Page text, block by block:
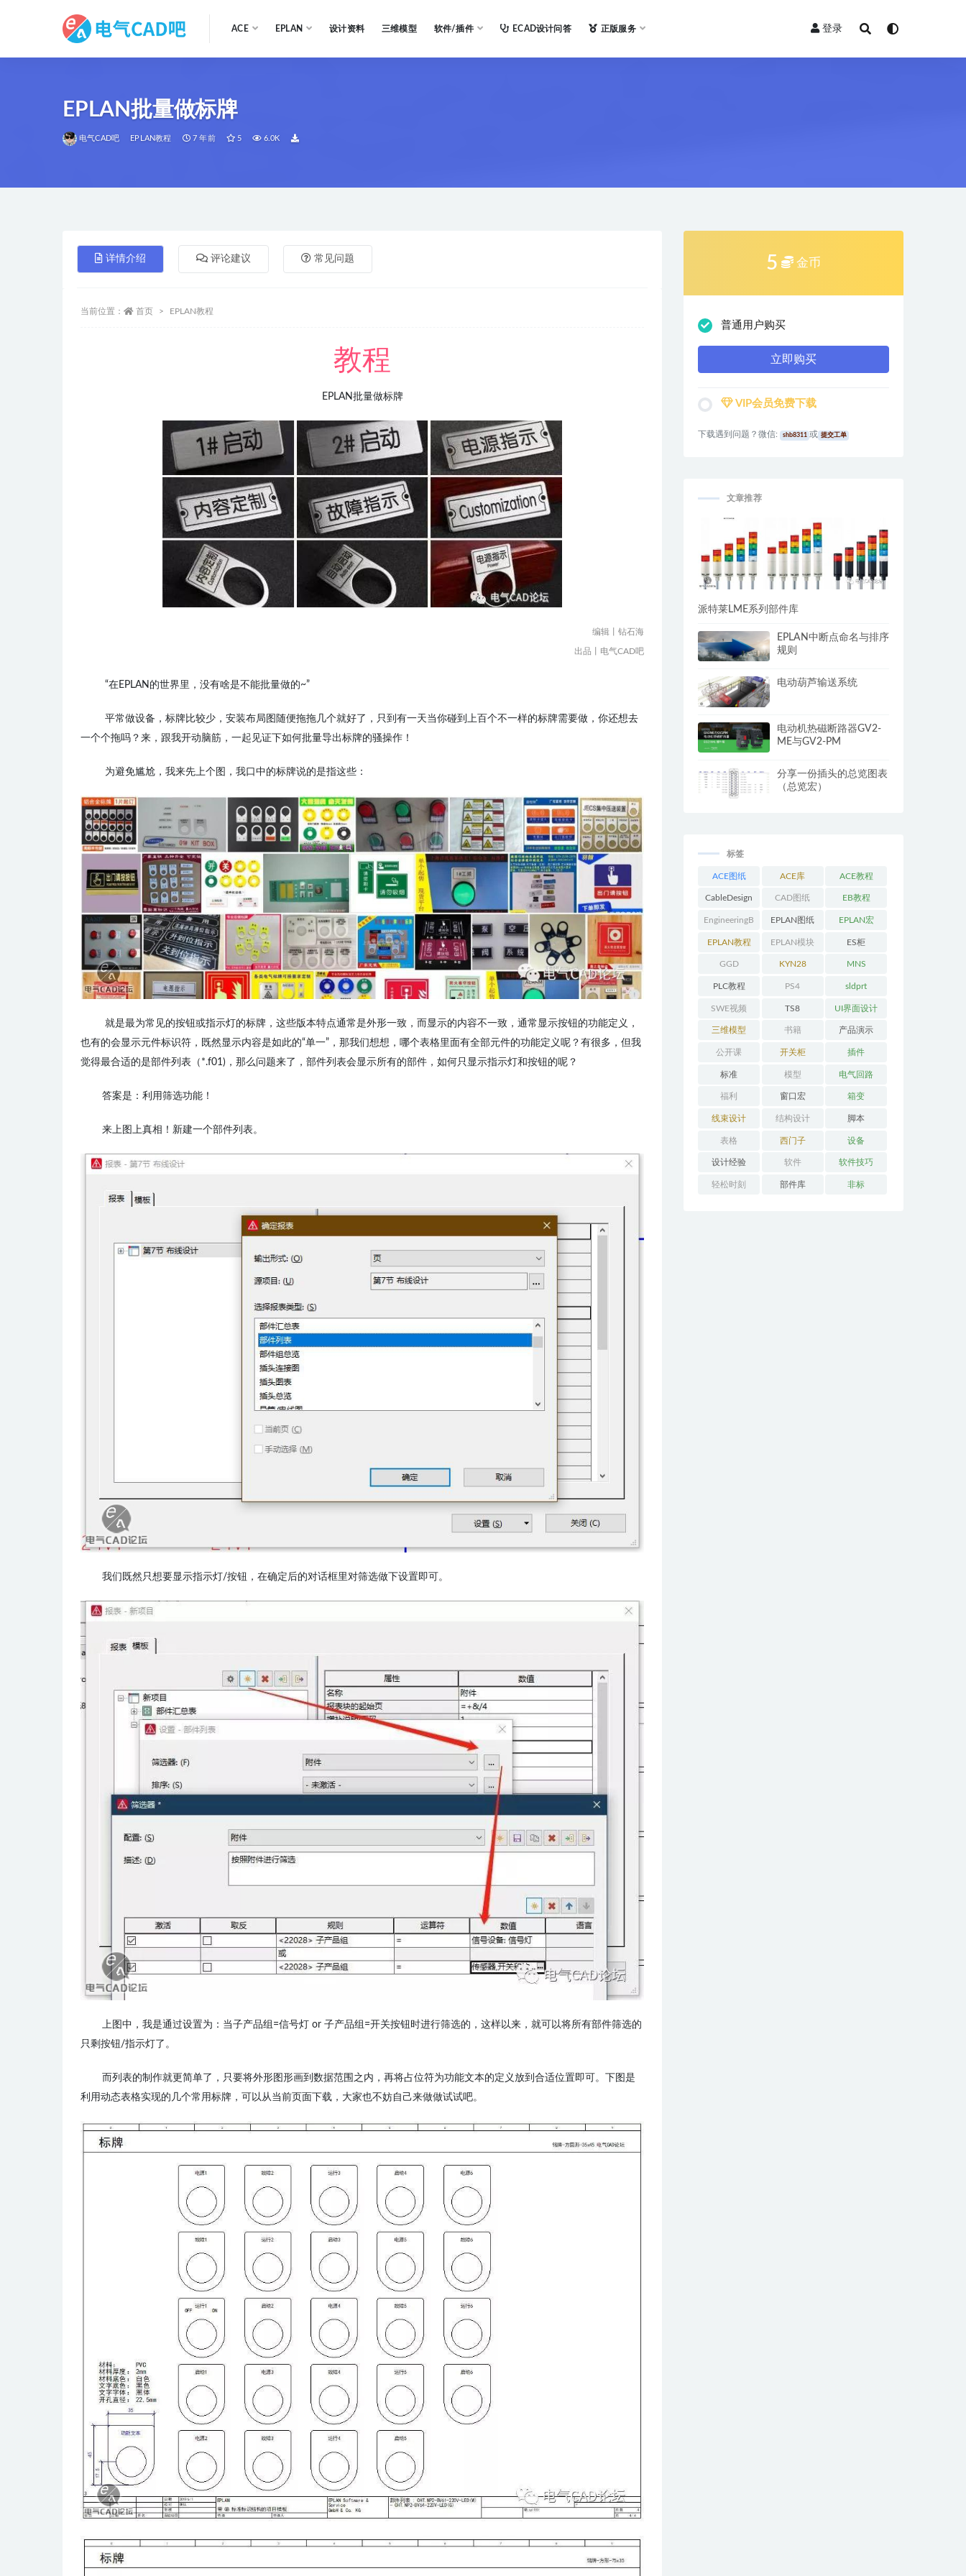
ACE EPLAN 设计资料 三维模型 软件/插件 ECAD设计问答 正版服务 登录
EPLAN批量做标牌
电气CAD吧 EPLAN教程 7 年前 5 6.0K
详情介绍 评论建议 常见问题
当前位置： 首页 EPLAN教程
教程
EPLAN批量做标牌
编辑丨钻石海
出品丨电气CAD吧
“在EPLAN的世界里，没有啥是不能批量做的~”
平常做设备，标牌比较少，安装布局图随便拖拖几个就好了，只到有一天当你碰到上百个不一样的标牌需要做，你还想去
一个个拖吗？来，跟我开动脑筋，一起见证下如何批量导出标牌的骚操作！
为避免尴尬，我来先上个图，我口中的标牌说的是指这些：
就是最为常见的按钮或指示灯的标牌，这些版本特点通常是外形一致，而显示的内容不一致，通常显示按钮的功能定义，
也有的会显示元件标识符，既然显示内容是如此的“单一”，那我们想想，哪个表格里面有全部元件的功能定义呢？有很多，但我
觉得最合适的是部件列表（*.f01)，那么问题来了，部件列表会显示所有的部件，如何只显示指示灯和按钮的呢？
答案是：利用筛选功能！
来上图上真相！新建一个部件列表。
我们既然只想要显示指示灯/按钮，在确定后的对话框里对筛选做下设置即可。
上图中，我是通过设置为：当子产品组=信号灯 or 子产品组=开关按钮时进行筛选的，这样以来，就可以将所有部件筛选的
只剩按钮/指示灯了。
而列表的制作就更简单了，只要将外形图形画到数据范围之内，再将占位符为功能文本的定义放到合适位置即可。下图是
利用动态表格实现的几个常用标牌，可以从当前页面下载，大家也不妨自己来做做试试吧。
5 金币
普通用户购买
立即购买
VIP会员免费下载
下载遇到问题？微信: shb8311 或 提交工单
文章推荐
派特莱LME系列部件库
EPLAN中断点命名与排序
规则
电动葫芦输送系统
电动机热磁断路器GV2-
ME与GV2-PM
分享一份插头的总览图表
（总览宏）
标签
ACE图纸 ACE库 ACE教程
CableDesign CAD图纸 EB教程
EngineeringB
ase教程
EPLAN图纸 EPLAN宏
EPLAN教程 EPLAN模块 ES柜
GGD KYN28 MNS
PLC教程 PS4 sldprt
SWE视频 TS8 UI界面设计
三维模型 书籍 产品演示
公开课 开关柜 插件
标准 模型 电气回路
福利 窗口宏 箱变
线束设计 结构设计 脚本
表格 西门子 设备
设计经验 软件 软件技巧
轻松时刻 部件库 非标